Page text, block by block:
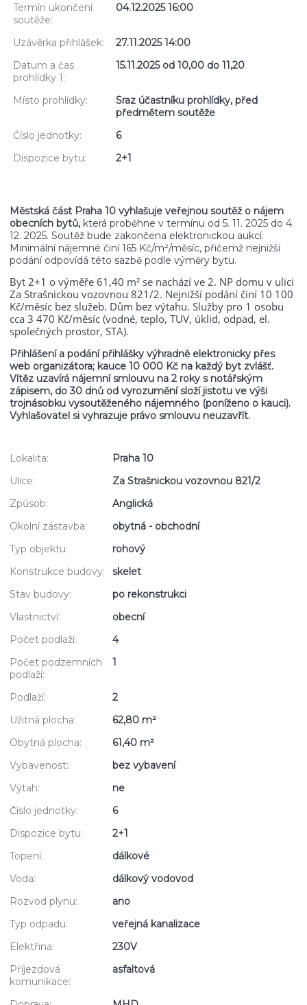
Termín ukončení
soutěže:
04.12.2025 16:00
Uzávěrka přihlášek:
27.11.2025 14:00
Datum a čas
prohlídky 1:
15.11.2025 od 10,00 do 11,20
Místo prohlídky:
Sraz účastníku prohlídky, před
předmětem soutěže
Číslo jednotky:
6
Dispozice bytu:
2+1
Městská část Praha 10 vyhlašuje veřejnou soutěž o nájem
obecních bytů, která proběhne v termínu od 5. 11. 2025 do 4.
12. 2025. Soutěž bude zakončena elektronickou aukcí.
Minimální nájemné činí 165 Kč/m²/měsíc, přičemž nejnižší
podání odpovídá této sazbě podle výměry bytu.
Byt 2+1 o výměře 61,40 m² se nachází ve 2. NP domu v ulici
Za Strašnickou vozovnou 821/2. Nejnižší podání činí 10 100
Kč/měsíc bez služeb. Dům bez výtahu. Služby pro 1 osobu
cca 3 470 Kč/měsíc (vodné, teplo, TUV, úklid, odpad, el.
společných prostor, STA).
Přihlášení a podání přihlášky výhradně elektronicky přes
web organizátora; kauce 10 000 Kč na každý byt zvlášť.
Vítěz uzavírá nájemní smlouvu na 2 roky s notářským
zápisem, do 30 dnů od vyrozumění složí jistotu ve výši
trojnásobku vysoutěženého nájemného (poníženo o kauci).
Vyhlašovatel si vyhrazuje právo smlouvu neuzavřít.
Lokalita:
Praha 10
Ulice:
Za Strašnickou vozovnou 821/2
Způsob:
Anglická
Okolní zástavba:
obytná - obchodní
Typ objektu:
rohový
Konstrukce budovy:
skelet
Stav budovy:
po rekonstrukci
Vlastnictví:
obecní
Počet podlaží:
4
Počet podzemních
podlaží:
1
Podlaží:
2
Užitná plocha:
62,80 m²
Obytná plocha:
61,40 m²
Vybavenost:
bez vybavení
Výtah:
ne
Číslo jednotky:
6
Dispozice bytu:
2+1
Topení:
dálkové
Voda:
dálkový vodovod
Rozvod plynu:
ano
Typ odpadu:
veřejná kanalizace
Elektřina:
230V
Příjezdová
komunikace:
asfaltová